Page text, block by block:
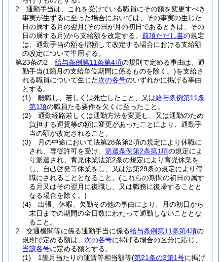
2
通勤手当は、これを受けている職員にその額を変更すべき
事実が生ずるに至った場合においては、その事実の生じた
日の属する月の翌月(その日が月の初日であるときは、その
日の属する月)から支給額を改定する。 前項ただし書の規定
は、通勤手当の額を増額して改定する場合における支給額
の改定について準用する。
第23条の2
給与条例第11条第4項の規則で定める事由は、通
勤手当(1箇月の支給単位期間に係るものを除く。)を支給さ
れる職員について生じた次の各号のいずれかに掲げる事由
とする。
(1)
離職し、若しくは死亡したこと、又は給与条例第11条
第1項の職員たる要件を欠くに至ったこと。
(2)
通勤経路若しくは通勤方法を変更し、又は通勤のため
負担する運賃等の額に変更があったことにより、通勤手
当の額が改定されること。
(3)
月の中途において法第28条第2項の規定により休職に
され、専従許可を受け、 派遣条例第2条第1項の規定によ
り派遣され、育児休業法第2条の規定により育児休業を
し、自己啓発等休業をし、又は法第29条の規定により停
職にされることとなること。 (これらの期間の初日の属す
る月又はその翌月に復職し、又は職務に復帰することと
なる場合を除く。)
(4)
出張、休暇、欠勤その他の事由により、月の初日から
末日までの期間の全日数にわたって通勤しないこととな
ること。
2
交通機関等に係る通勤手当に係る給与条例第11条第4項の
規則で定める額は、 次の各号に掲げる場合の区分に応じ、
当該各号に定める額とする。
(1)
1箇月当たりの運賃等相当額等(第21条の3第1号に掲げ